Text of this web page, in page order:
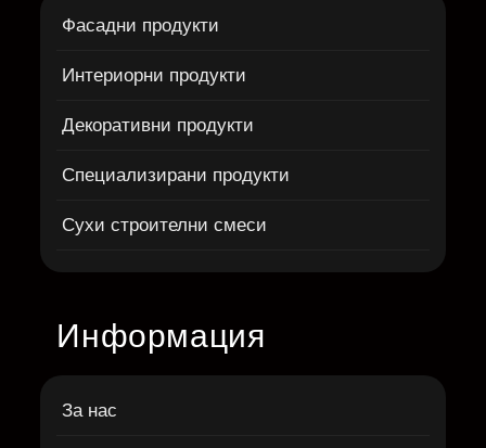
Фасадни продукти
Интериорни продукти
Декоративни продукти
Специализирани продукти
Сухи строителни смеси
Информация
За нас